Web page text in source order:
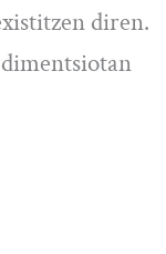
diren.